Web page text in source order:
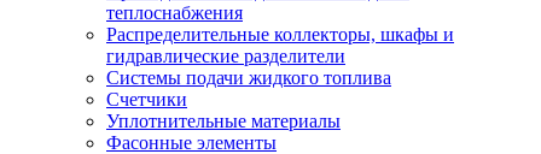
теплоснабжения
Распределительные коллекторы, шкафы и
гидравлические разделители
Системы подачи жидкого топлива
Счетчики
Уплотнительные материалы
Фасонные элементы